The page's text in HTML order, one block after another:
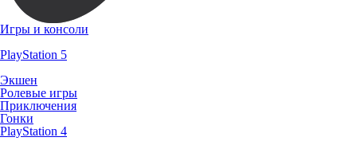
Игры и консоли
PlayStation 5
Экшен
Ролевые игры
Приключения
Гонки
PlayStation 4